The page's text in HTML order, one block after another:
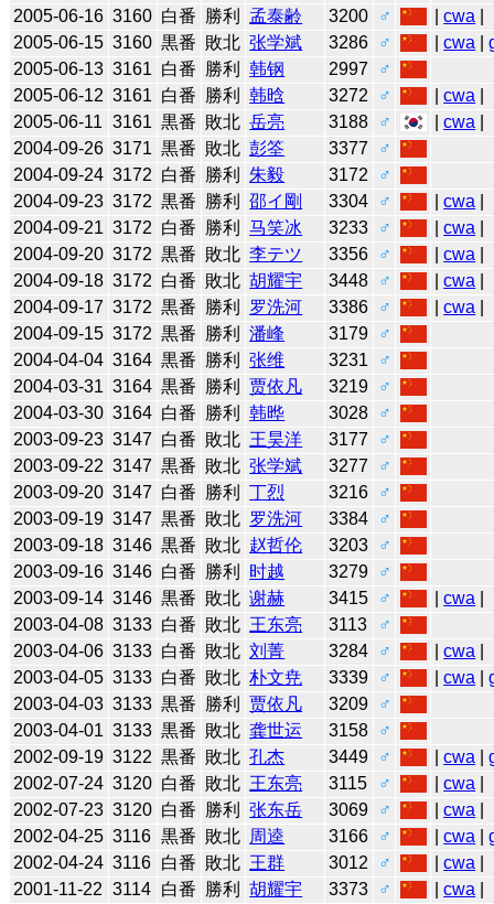
2005-06-16 3160 白番 勝利 孟泰齢 3200 ♂ |cwa
2005-06-15 3160 黒番 敗北 张学斌 3286 ♂ |cwa |
2005-06-13 3161 白番 勝利 韩钢 2997
♂
2005-06-12 3161 白番 勝利 韩晗 3272 ♂ |cwa
2005-06-11 3161 黒番 敗北 岳亮 3188 ♂ |cwa
2004-09-26 3171 黒番 敗北 彭筌 3377
♂
2004-09-24 3172 白番 勝利 朱毅 3172
♂
2004-09-23 3172 黒番 勝利 邵イ剛 3304 ♂ |cwa
2004-09-21 3172 白番 勝利 马笑冰 3233 ♂ |cwa
2004-09-20 3172 黒番 敗北 李テツ 3356 ♂ |cwa
2004-09-18 3172 白番 敗北 胡耀宇 3448 ♂ |cwa
2004-09-17 3172 黒番 勝利 罗洗河 3386 ♂ |cwa
2004-09-15 3172 黒番 勝利 潘峰 3179
♂
2004-04-04 3164 黒番 勝利 张维 3231
♂
2004-03-31 3164 黒番 勝利 贾依凡 3219
♂
2004-03-30 3164 白番 勝利 韩晔 3028
♂
2003-09-23 3147 白番 敗北 王昊洋 3177
♂
2003-09-22 3147 黒番 敗北 张学斌 3277
♂
2003-09-20 3147 白番 勝利 丁烈 3216
♂
2003-09-19 3147 黒番 敗北 罗洗河 3384
♂
2003-09-18 3146 黒番 敗北 赵哲伦 3203
♂
2003-09-16 3146 白番 勝利 时越 3279
♂
2003-09-14 3146 黒番 敗北 谢赫 3415 ♂ |cwa
2003-04-08 3133 白番 敗北 王东亮 3113
♂
2003-04-06 3133 白番 敗北 刘菁 3284 ♂ |cwa
2003-04-05 3133 白番 敗北 朴文尭 3339 ♂ |cwa |
2003-04-03 3133 黒番 勝利 贾依凡 3209
♂
2003-04-01 3133 黒番 敗北 龚世运 3158
♂
2002-09-19 3122 黒番 敗北 孔杰 3449 ♂ |cwa |
2002-07-24 3120 白番 敗北 王东亮 3115 ♂ |cwa
2002-07-23 3120 白番 勝利 张东岳 3069 ♂ |cwa
2002-04-25 3116 黒番 敗北 周逵 3166 ♂ |cwa |
2002-04-24 3116 白番 敗北 王群 3012 ♂ |cwa
2001-11-22 3114 白番 勝利 胡耀宇 3373 ♂ |cwa